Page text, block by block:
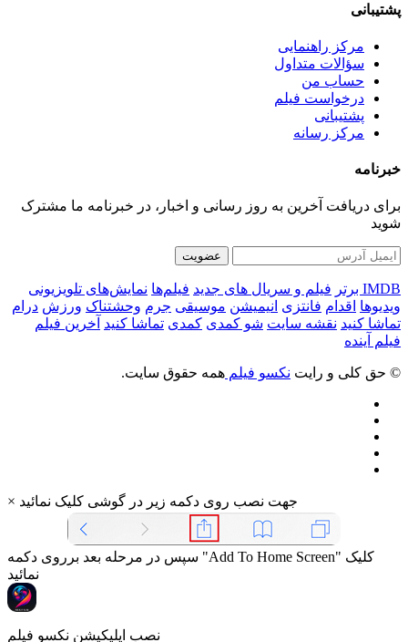
پشتیبانی
مرکز راهنمایی
سؤالات متداول
حساب من
درخواست فیلم
پشتیبانی
مرکز رسانه
خبرنامه
برای دریافت آخرین به روز رسانی و اخبار، در خبرنامه ما مشترک
شوید
عضویت
IMDB برتر فیلم و سریال های جدید فیلم‌ها نمایش‌های تلویزیونی
ویدیوها اقدام فانتزی انیمیشن موسیقی جرم وحشتناک ورزش درام
تماشا کنید نقشه سایت شو کمدی کمدی تماشا کنید آخرین فیلم
فیلم آینده
© حق کلی و رایت نکسو فیلم همه حقوق سایت.
× جهت نصب روی دکمه زیر در گوشی کلیک نمائید
سپس در مرحله بعد برروی دکمه "Add To Home Screen" کلیک
نمائید
نصب اپلیکیشن نکسو فیلم